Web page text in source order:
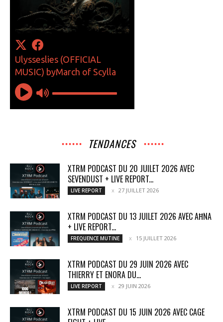
TENDANCES
XTRM PODCAST DU 20 JUILET 2026 AVEC
SEVENDUST + LIVE REPORT...
LIVE REPORT 27 JUILLET 2026
XTRM PODCAST DU 13 JUILET 2026 AVEC AĦNA
+ LIVE REPORT...
FREQUENCE MUTINE 15 JUILLET 2026
XTRM PODCAST DU 29 JUIN 2026 AVEC
THIERRY ET ENORA DU...
LIVE REPORT 29 JUIN 2026
XTRM PODCAST DU 15 JUIN 2026 AVEC CAGE